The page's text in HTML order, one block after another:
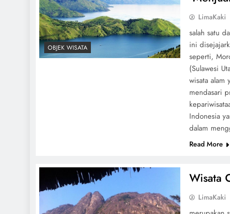
OBJEK WISATA
LimaKaki
salah satu
ini
seperti,
(Sulawesi
wisata alam
mendasari
Indonesia
dalam
Read More
Wisata
LimaKaki